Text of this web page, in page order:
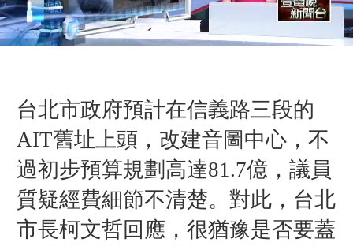
台北市政府預計在信義路三段的
AIT舊址上頭，改建音圖中心，不
過初步預算規劃高達81.7億，議員
質疑經費細節不清楚。對此，台北
市長柯文哲回應，很猶豫是否要蓋